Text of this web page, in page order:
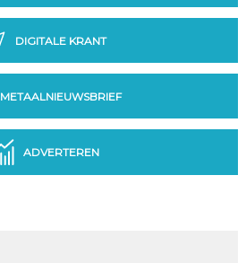
DIGITALE KRANT
METAALNIEUWSBRIEF
ADVERTEREN